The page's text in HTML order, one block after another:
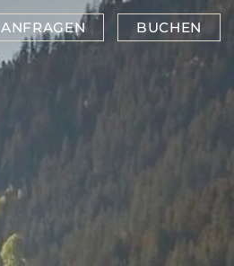
ANFRAGEN BUCHEN